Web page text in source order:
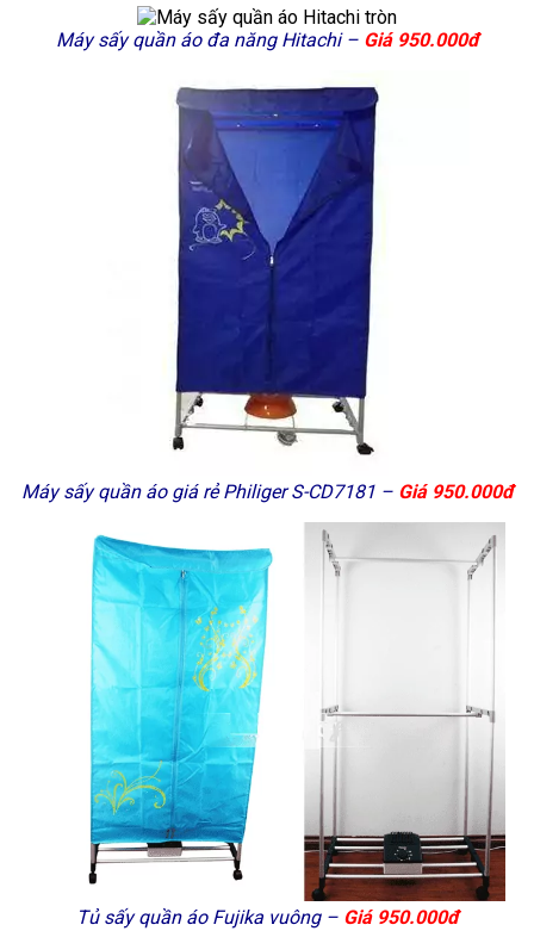
Máy sấy quần áo đa năng Hitachi – Giá 950.000đ
Máy sấy quần áo giá rẻ Philiger S-CD7181 – Giá 950.000đ
Tủ sấy quần áo Fujika vuông – Giá 950.000đ